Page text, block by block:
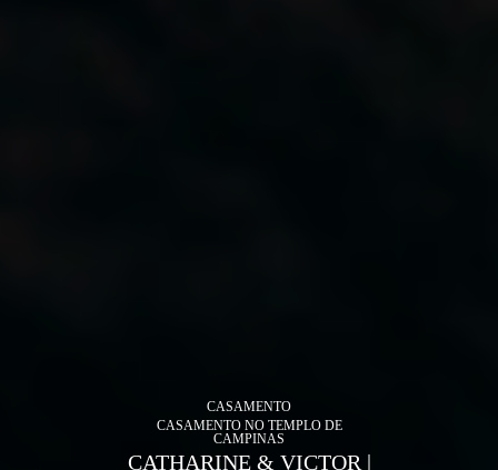
CASAMENTO
CASAMENTO NO TEMPLO DE
CAMPINAS
CATHARINE & VICTOR |